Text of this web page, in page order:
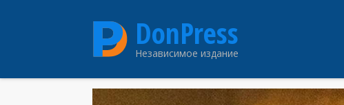
DonPress
Независимое издание